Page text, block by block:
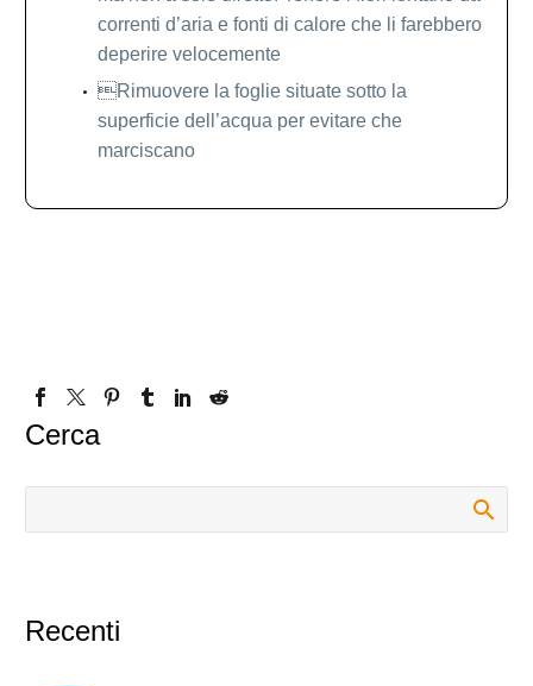
correnti d’aria e fonti di calore che li farebbero
deperire velocemente
Rimuovere la foglie situate sotto la
superficie dell’acqua per evitare che
marciscano
Cerca
Recenti